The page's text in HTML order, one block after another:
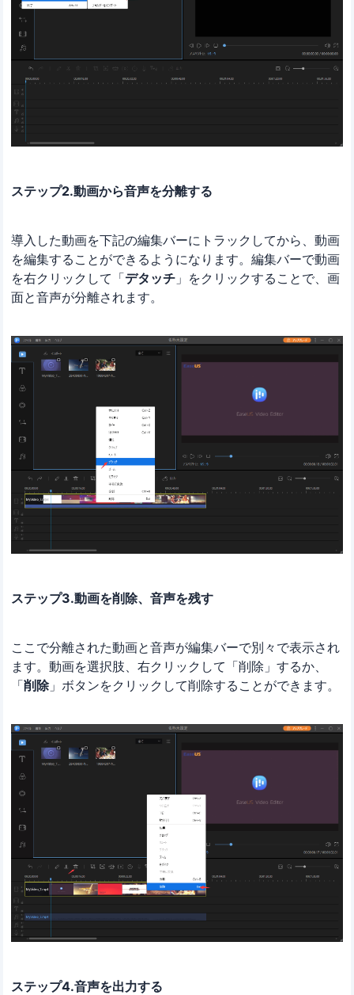
ステップ2.動画から音声を分離する
導入した動画を下記の編集バーにトラックしてから、動画
を編集することができるようになります。編集バーで動画
を右クリックして「デタッチ 」をクリックすることで、画
面と音声が分離されます。
ステップ3.動画を削除、音声を残す
ここで分離された動画と音声が編集バーで別々で表示され
ます。動画を選択肢、右クリックして「削除」するか、
「削除」ボタンをクリックして削除することができます。
ステップ4.音声を出力する